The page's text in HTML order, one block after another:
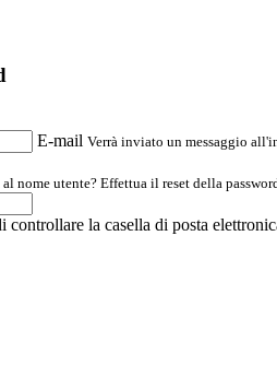
E-mail Verrà inviato un messaggio
nome utente? Effettua il reset della
controllare la casella di posta